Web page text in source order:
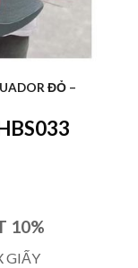
ĐỎ –
10%
GIẤY